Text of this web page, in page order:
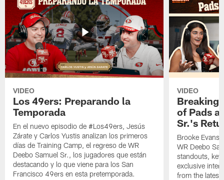
VIDEO
Los 49ers: Preparando la
Temporada
En el nuevo episodio de #Los49ers, Jesús
Zárate y Carlos Yustis analizan los primeros
días de Training Camp, el regreso de WR
Deebo Samuel Sr., los jugadores que están
destacando y lo que viene para los San
Francisco 49ers en esta pretemporada.
VIDEO
Breaking
of Pads
Sr.'s
Brooke Evans
WR Deebo
standouts,
exclusive
from the latest